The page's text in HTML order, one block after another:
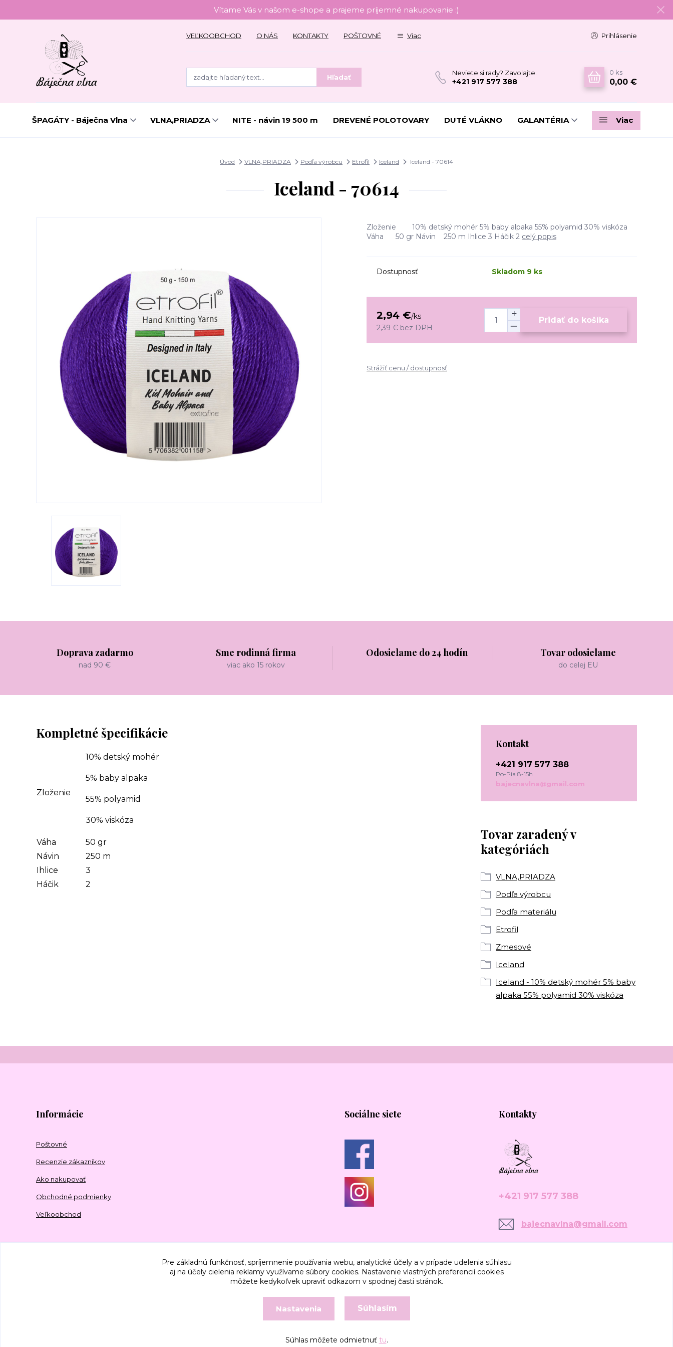
Vítame Vás v našom e-shope a prajeme príjemné nakupovanie :)
VEĽKOOBCHOD O NÁS KONTAKTY POŠTOVNÉ Viac Prihlásenie
Hľadať
Neviete si rady? Zavolajte.
+421 917 577 388
0 ks
0,00 €
ŠPAGÁTY - Báječna Vlna VLNA,PRIADZA NITE - návin 19 500 m DREVENÉ POLOTOVARY DUTÉ VLÁKNO GALANTÉRIA Viac
Úvod VLNA,PRIADZA Podľa výrobcu Etrofil Iceland Iceland - 70614
Iceland - 70614
Zloženie 10% detský mohér 5% baby alpaka 55% polyamid 30% viskóza
Váha 50 gr Návin 250 m Ihlice 3 Háčik 2 celý popis
Dostupnosť Skladom 9 ks
2,94 €/ks
2,39 € bez DPH
Pridať do košíka
Strážiť cenu / dostupnosť
Doprava zadarmo
nad 90 €
Sme rodinná firma
viac ako 15 rokov
Odosielame do 24 hodín Tovar odosielame
do celej EU
Kompletné špecifikácie
Zloženie
10% detský mohér
5% baby alpaka
55% polyamid
30% viskóza
Váha
50 gr
Návin
250 m
Ihlice
3
Háčik
2
Tovar zaradený v
kategóriách
VLNA,PRIADZA
Podľa výrobcu
Podľa materiálu
Etrofil
Zmesové
Iceland
Iceland - 10% detský mohér 5% baby
alpaka 55% polyamid 30% viskóza
Kontakt
+421 917 577 388
Po-Pia 8-15h
bajecnavlna@gmail.com
Informácie
Poštovné
Recenzie zákazníkov
Ako nakupovať
Obchodné podmienky
Veľkoobchod
Sociálne siete Kontakty
+421 917 577 388
bajecnavlna@gmail.com
Pre základnú funkčnosť, spríjemnenie používania webu, analytické účely a v prípade udelenia súhlasu
aj na účely cielenia reklamy využívame súbory cookies. Nastavenie vlastných preferencií cookies
môžete kedykoľvek upraviť odkazom v spodnej časti stránok.
Nastavenia Súhlasím
Súhlas môžete odmietnuť tu.